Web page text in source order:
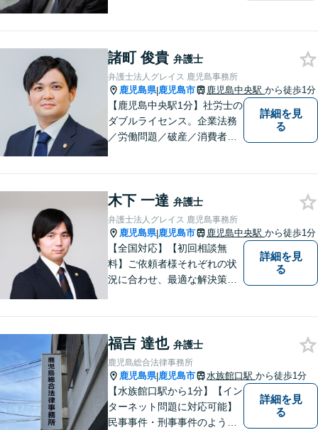
諸町 俊貴 弁護士
弁護士法人グレイス 鹿児島事務所
鹿児島県|鹿児島市 鹿児島中央駅 から徒歩1分
【鹿児島中央駅1分】社労士の
ダブルライセンス。企業法務
／労働問題／破産／消費者問
をしておりました。丁寧なヒ
アリングで、ご相談の全容を
明らかにし、納得のいく解決
を目指します。
詳細を見
る
木下 一達 弁護士
弁護士法人グレイス 鹿児島事務所
鹿児島県|鹿児島市 鹿児島中央駅 から徒歩1分
【全国対応】【初回相談無
料】ご依頼者様それぞれの状
況に合わせ、最適な解決策を
き合い、解決までしっかりサ
ポートします。【電話・WEB
相談も対応可能】
詳細を見
る
福吉 達也 弁護士
鹿児島総合法律事務所
鹿児島県|鹿児島市 水族館口駅 から徒歩1分
【水族館口駅から1分】【イン
ターネット問題に対応可能】
民事事件・刑事事件のような
詳細を見
る